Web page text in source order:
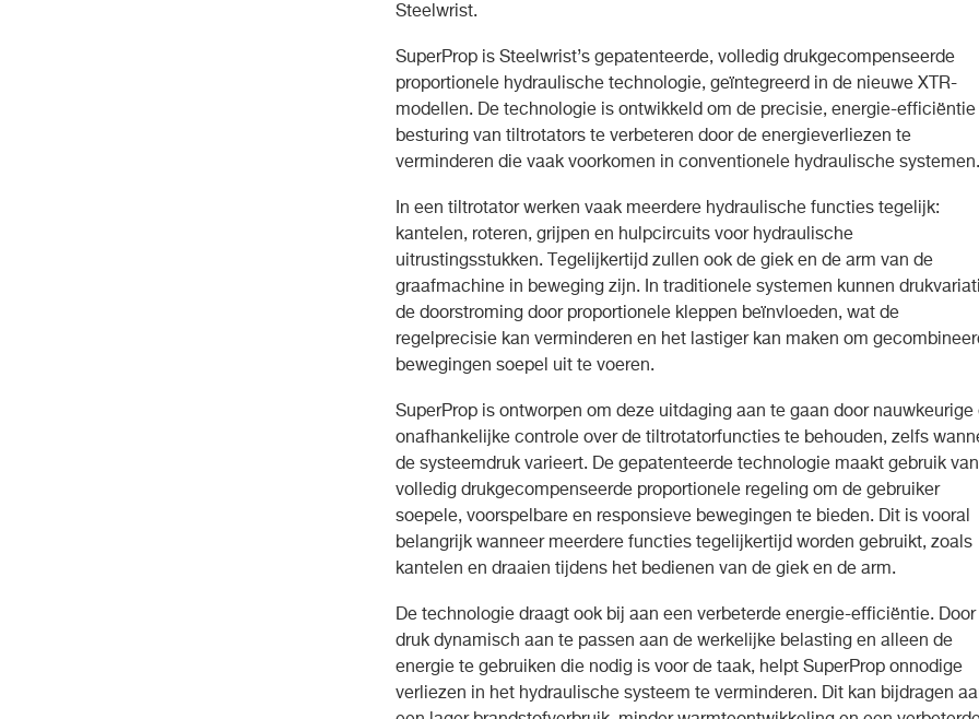
Steelwrist.
SuperProp is Steelwrist’s gepatenteerde, volledig drukgecompenseerde
proportionele hydraulische technologie, geïntegreerd in de nieuwe XTR-
modellen. De technologie is ontwikkeld om de precisie, energie-efficiëntie
besturing van tiltrotators te verbeteren door de energieverliezen te
verminderen die vaak voorkomen in conventionele hydraulische systemen.
In een tiltrotator werken vaak meerdere hydraulische functies tegelijk:
kantelen, roteren, grijpen en hulpcircuits voor hydraulische
uitrustingsstukken. Tegelijkertijd zullen ook de giek en de arm van de
graafmachine in beweging zijn. In traditionele systemen kunnen
de doorstroming door proportionele kleppen beïnvloeden, wat de
regelprecisie kan verminderen en het lastiger kan maken om
bewegingen soepel uit te voeren.
SuperProp is ontworpen om deze uitdaging aan te gaan door nauwkeurige
onafhankelijke controle over de tiltrotatorfuncties te behouden, zelfs
de systeemdruk varieert. De gepatenteerde technologie maakt gebruik van
volledig drukgecompenseerde proportionele regeling om de gebruiker
soepele, voorspelbare en responsieve bewegingen te bieden. Dit is vooral
belangrijk wanneer meerdere functies tegelijkertijd worden gebruikt, zoals
kantelen en draaien tijdens het bedienen van de giek en de arm.
De technologie draagt ook bij aan een verbeterde energie-efficiëntie. Door
druk dynamisch aan te passen aan de werkelijke belasting en alleen de
energie te gebruiken die nodig is voor de taak, helpt SuperProp onnodige
verliezen in het hydraulische systeem te verminderen. Dit kan bijdragen